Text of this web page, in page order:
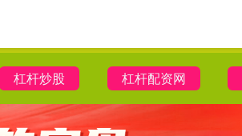
杠杆炒股 杠杆配资网